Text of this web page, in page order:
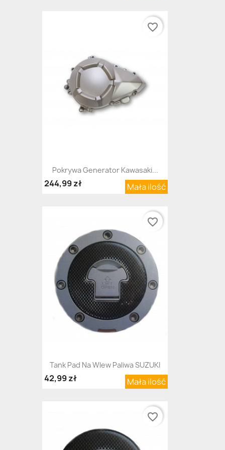
Pokrywa Generator Kawasaki...
Mała ilość
244,99 zł
favorite_border
Tank Pad Na Wlew Paliwa SUZUKI
Mała ilość
42,99 zł
favorite_border
favorite_border